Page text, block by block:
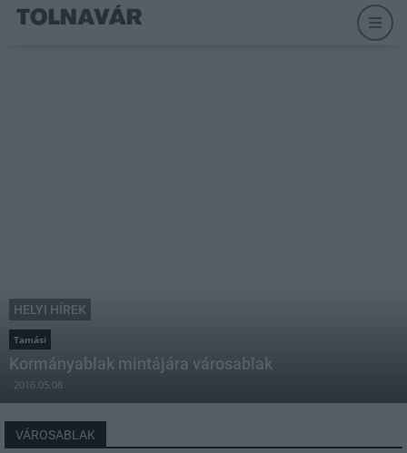
HELYI HÍREK
Tamási
Kormányablak mintájára városablak
2016.05.08
VÁROSABLAK